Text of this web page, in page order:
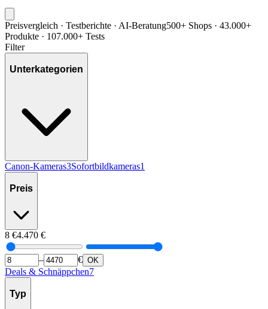
Preisvergleich · Testberichte · AI-Beratung500+ Shops · 43.000+
Produkte · 107.000+ Tests
Filter
Unterkategorien
Canon-Kameras3Sofortbildkameras1
Preis
8 €4.470 €
– € OK
Deals & Schnäppchen7
Typ